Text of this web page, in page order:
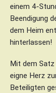
einem 4-
Beendigung
dem Heim
hinterlassen!
Mit dem Satz
eigne Herz
Beteiligten